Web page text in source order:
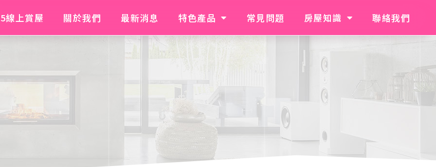
線上賞屋 關於我們 最新消息 特色產品 常見問題 房屋知識 聯絡我們
線上賞屋 關於我們 最新消息 特色產品 常見問題 房屋知識 聯絡我們